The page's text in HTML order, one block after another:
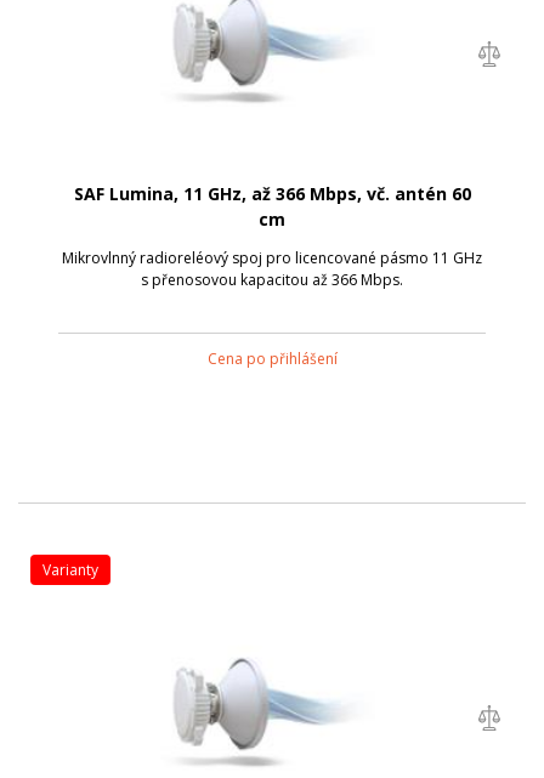
SAF Lumina, 11 GHz, až 366 Mbps, vč. antén 60
cm
Mikrovlnný radioreléový spoj pro licencované pásmo 11 GHz
s přenosovou kapacitou až 366 Mbps.
Cena po přihlášení
varianty